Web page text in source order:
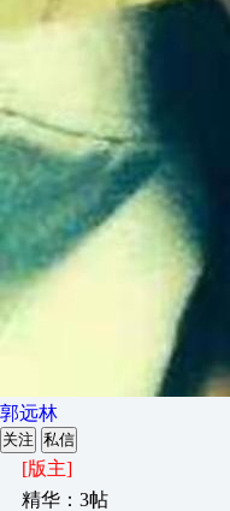
郭远林
关注 私信
[版主]
精华：3帖